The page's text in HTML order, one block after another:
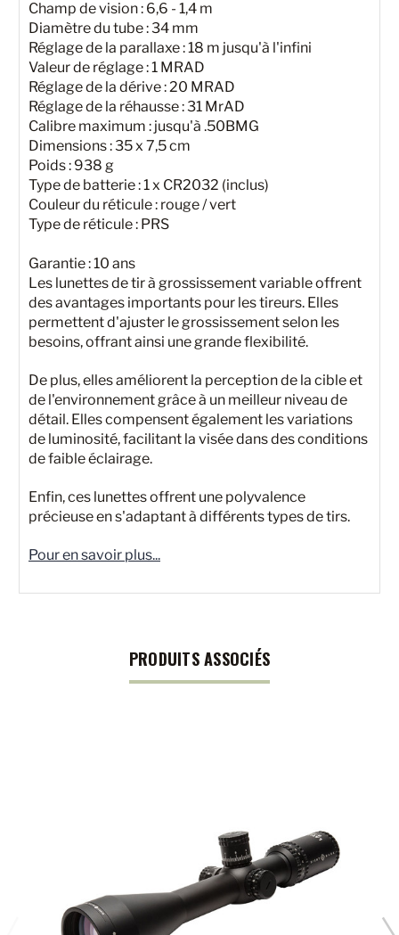
Champ de vision : 6,6 - 1,4 m
Diamètre du tube : 34 mm
Réglage de la parallaxe : 18 m jusqu'à l'infini
Valeur de réglage : 1 MRAD
Réglage de la dérive : 20 MRAD
Réglage de la réhausse : 31 MrAD
Calibre maximum : jusqu'à .50BMG
Dimensions : 35 x 7,5 cm
Poids : 938 g
Type de batterie : 1 x CR2032 (inclus)
Couleur du réticule : rouge / vert
Type de réticule : PRS
Garantie : 10 ans
Les lunettes de tir à grossissement variable offrent
des avantages importants pour les tireurs. Elles
permettent d'ajuster le grossissement selon les
besoins, offrant ainsi une grande flexibilité.
De plus, elles améliorent la perception de la cible et
de l'environnement grâce à un meilleur niveau de
détail. Elles compensent également les variations
de luminosité, facilitant la visée dans des conditions
de faible éclairage.
Enfin, ces lunettes offrent une polyvalence
précieuse en s'adaptant à différents types de tirs.
Pour en savoir plus...
PRODUITS ASSOCIÉS